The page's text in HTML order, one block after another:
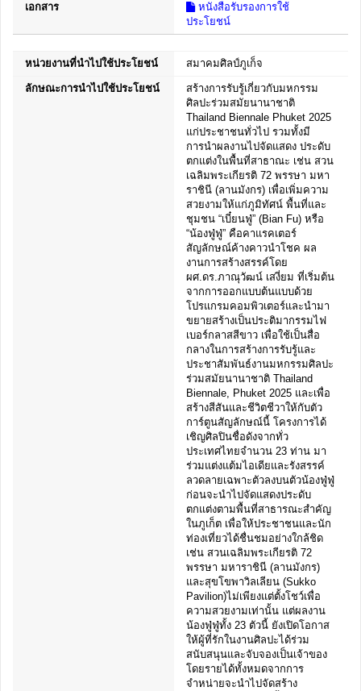
เอกสาร
หนังสือรับรองการใช้
ประโยชน์
หน่วยงานที่นำไปใช้ประโยชน์ สมาคมศิลป์ภูเก็จ
ลักษณะการนำไปใช้ประโยชน์
สร้างการรับรู้เกี่ยวกับมหกรรม
ศิลปะร่วมสมัยนานาชาติ
Thailand Biennale Phuket 2025
แก่ประชาชนทั่วไป รวมทั้งมี
การนำผลงานไปจัดแสดง ประดับ
ตกแต่งในพื้นที่สาธาณะ เช่น สวน
เฉลิมพระเกียรติ 72 พรรษา มหา
ราชินี (ลานมังกร) เพื่อเพิ่มความ
สวยงามให้แก่ภูมิทัศน์ พื้นที่และ
ชุมชน “เบี๋ยนฟู่” (Bian Fu) หรือ
“น้องฟู่ฟู่” คือคาแรคเตอร์
สัญลักษณ์ค้างคาวนำโชค ผล
งานการสร้างสรรค์โดย
ผศ.ดร.ภาณุวัฒน์ เสงี่ยม ที่เริ่มต้น
จากการออกแบบต้นแบบด้วย
โปรแกรมคอมพิวเตอร์และนำมา
ขยายสร้างเป็นประติมากรรมไฟ
เบอร์กลาสสีขาว เพื่อใช้เป็นสื่อ
กลางในการสร้างการรับรู้และ
ประชาสัมพันธ์งานมหกรรมศิลปะ
ร่วมสมัยนานาชาติ Thailand
Biennale, Phuket 2025 และเพื่อ
สร้างสีสันและชีวิตชีวาให้กับตัว
การ์ตูนสัญลักษณ์นี้ โครงการได้
เชิญศิลปินชื่อดังจากทั่ว
ประเทศไทยจำนวน 23 ท่าน มา
ร่วมแต่งแต้มไอเดียและรังสรรค์
ลวดลายเฉพาะตัวลงบนตัวน้องฟู่ฟู่
ก่อนจะนำไปจัดแสดงประดับ
ตกแต่งตามพื้นที่สาธารณะสำคัญ
ในภูเก็ต เพื่อให้ประชาชนและนัก
ท่องเที่ยวได้ชื่นชมอย่างใกล้ชิด
เช่น สวนเฉลิมพระเกียรติ 72
พรรษา มหาราชินี (ลานมังกร)
และสุขโขพาวิลเลียน (Sukko
Pavilion)ไม่เพียงแต่ตั้งโชว์เพื่อ
ความสวยงามเท่านั้น แต่ผลงาน
น้องฟู่ฟู่ทั้ง 23 ตัวนี้ ยังเปิดโอกาส
ให้ผู้ที่รักในงานศิลปะได้ร่วม
สนับสนุนและจับจองเป็นเจ้าของ
โดยรายได้ทั้งหมดจากการ
จำหน่ายจะนำไปจัดสร้าง